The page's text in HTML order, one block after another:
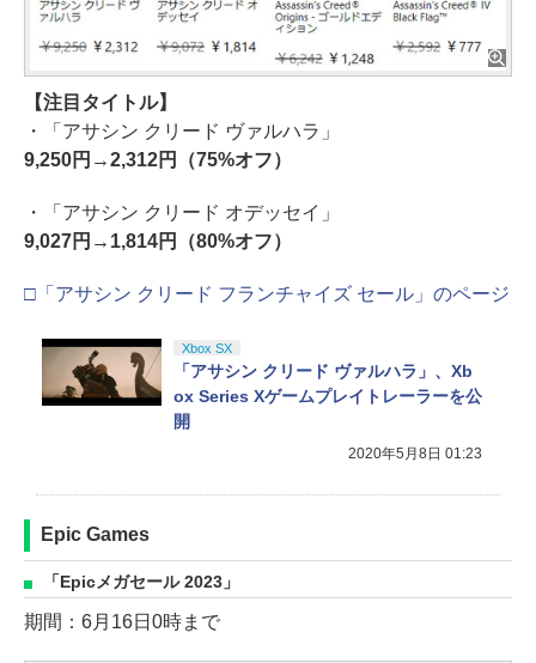
【注目タイトル】
・「アサシン クリード ヴァルハラ」
9,250円→2,312円（75%オフ）
・「アサシン クリード オデッセイ」
9,027円→1,814円（80%オフ）
□「アサシン クリード フランチャイズ セール」のページ
Xbox SX
「アサシン クリード ヴァルハラ」、Xb
ox Series Xゲームプレイトレーラーを公
開
2020年5月8日 01:23
Epic Games
「Epicメガセール 2023」
期間：6月16日0時まで